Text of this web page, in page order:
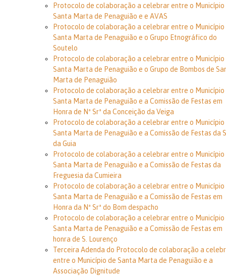
Protocolo de colaboração a celebrar entre o Município
Santa Marta de Penaguião e e AVAS
Protocolo de colaboração a celebrar entre o Município
Santa Marta de Penaguião e o Grupo Etnográfico do
Soutelo
Protocolo de colaboração a celebrar entre o Município
Santa Marta de Penaguião e o Grupo de Bombos de
Marta de Penaguião
Protocolo de colaboração a celebrar entre o Município
Santa Marta de Penaguião e a Comissão de Festas em
Honra de Nª Srª da Conceição da Veiga
Protocolo de colaboração a celebrar entre o Município
Santa Marta de Penaguião e a Comissão de Festas da
da Guia
Protocolo de colaboração a celebrar entre o Município
Santa Marta de Penaguião e a Comissão de Festas da
Freguesia da Cumieira
Protocolo de colaboração a celebrar entre o Município
Santa Marta de Penaguião e a Comissão de Festas em
Honra da Nª Srª do Bom despacho
Protocolo de colaboração a celebrar entre o Município
Santa Marta de Penaguião e a Comissão de Festas em
honra de S. Lourenço
Terceira Adenda do Protocolo de colaboração a
entre o Município de Santa Marta de Penaguião e a
Associação Dignitude